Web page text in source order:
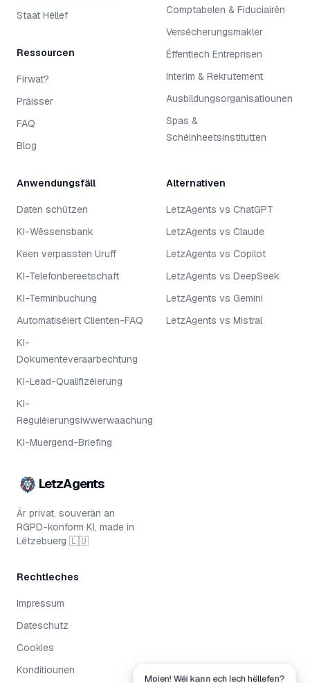
Staat Hëllef
Ressourcen
Firwat?
Präisser
FAQ
Blog
Comptabelen & Fiduciairën
Versécherungsmakler
Éffentlech Entreprisen
Interim & Rekrutement
Ausbildungsorganisatiounen
Spas &
Schéinheetsinstitutten
Anwendungsfäll
Daten schützen
KI-Wëssensbank
Keen verpassten Uruff
KI-Telefonbereetschaft
KI-Terminbuchung
Automatiséiert Clienten-FAQ
KI-
Dokumenteveraarbechtung
KI-Lead-Qualifizéierung
KI-
Reguléierungsiwwerwaachung
KI-Muergend-Briefing
Alternativen
LetzAgents vs ChatGPT
LetzAgents vs Claude
LetzAgents vs Copilot
LetzAgents vs DeepSeek
LetzAgents vs Gemini
LetzAgents vs Mistral
LetzAgents
Är privat, souverän an
RGPD-konform KI, made in
Lëtzebuerg 🇱🇺
Rechtleches
Impressum
Dateschutz
Cookies
Konditiounen
Moien! Wéi kann ech Iech hëllefen?